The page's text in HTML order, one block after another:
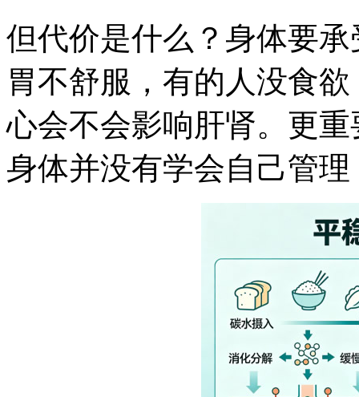
但代价是什么？身体要
胃不舒服，有的人没食
心会不会影响肝肾。更
身体并没有学会自己管